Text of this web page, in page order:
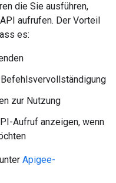
die Sie ausführen,
aufrufen. Der Vorteil
es:
zur Nutzung
Aufruf anzeigen, wenn
Apigee-